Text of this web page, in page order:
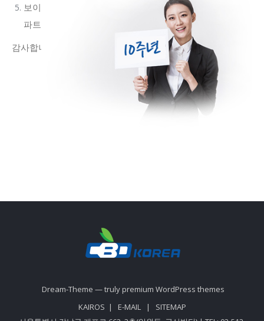
보이는 서비스, 정보로 고객사의 신뢰를 만들어 가는
파트너가 되겠습니다.
감사합니다.
Dream-Theme — trulypremium WordPress themes
KAIROS | E-MAIL| SITEMAP